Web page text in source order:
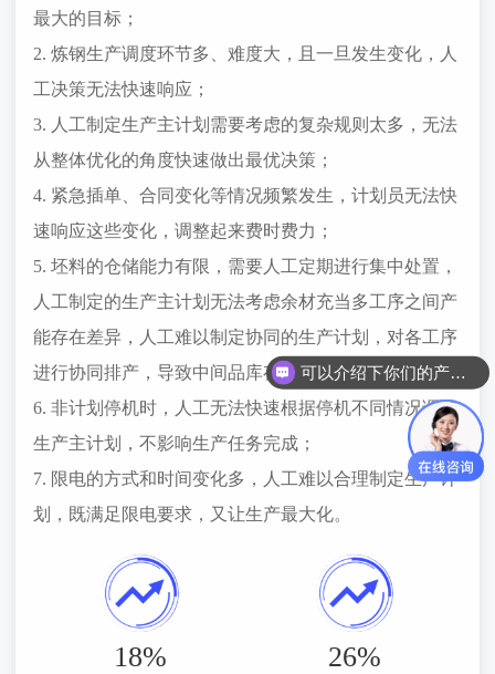
最大的目标；
2. 炼钢生产调度环节多、难度大，且一旦发生变化，人
工决策无法快速响应；
3. 人工制定生产主计划需要考虑的复杂规则太多，无法
从整体优化的角度快速做出最优决策；
4. 紧急插单、合同变化等情况频繁发生，计划员无法快
速响应这些变化，调整起来费时费力；
5. 坯料的仓储能力有限，需要人工定期进行集中处置，
人工制定的生产主计划无法考虑余材充当多工序之间产
能存在差异，人工难以制定协同的生产计划，对各工序
进行协同排产，导致中间品库存较多；
6. 非计划停机时，人工无法快速根据停机不同情况调整
生产主计划，不影响生产任务完成；
7. 限电的方式和时间变化多，人工难以合理制定生产计
划，既满足限电要求，又让生产最大化。
18% 26%
可以介绍下你们的产品么？